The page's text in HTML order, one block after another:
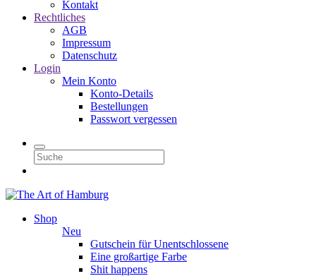
Kontakt
Rechtliches
AGB
Impressum
Datenschutz
Login
Mein Konto
Konto-Details
Bestellungen
Passwort vergessen
Shop
Neu
Gutschein für Unentschlossene
Eine großartige Farbe
Shit happens